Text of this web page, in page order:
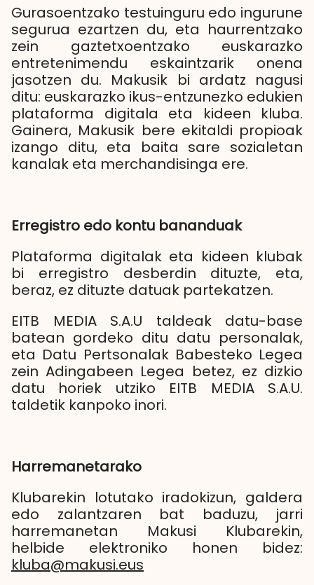
Gurasoentzako testuinguru edo ingurune
segurua ezartzen du, eta haurrentzako
zein gaztetxoentzako euskarazko
entretenimendu eskaintzarik onena
jasotzen du. Makusik bi ardatz nagusi
ditu: euskarazko ikus-entzunezko edukien
plataforma digitala eta kideen kluba.
Gainera, Makusik bere ekitaldi propioak
izango ditu, eta baita sare sozialetan
kanalak eta merchandisinga ere.
Erregistro edo kontu bananduak
Plataforma digitalak eta kideen klubak
bi erregistro desberdin dituzte, eta,
beraz, ez dituzte datuak partekatzen.
EITB MEDIA S.A.U taldeak datu-base
batean gordeko ditu datu personalak,
eta Datu Pertsonalak Babesteko Legea
zein Adingabeen Legea betez, ez dizkio
datu horiek utziko EITB MEDIA S.A.U.
taldetik kanpoko inori.
Harremanetarako
Klubarekin lotutako iradokizun, galdera
edo zalantzaren bat baduzu, jarri
harremanetan Makusi Klubarekin,
helbide elektroniko honen bidez:
kluba@makusi.eus